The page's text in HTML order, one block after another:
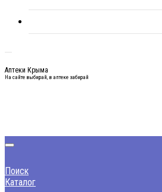
Аптеки Крыма
На сайте выбирай, в аптеке забирай
Поиск
Каталог